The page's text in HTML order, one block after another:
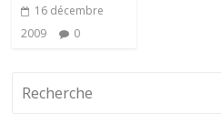
16 décembre
2009
0